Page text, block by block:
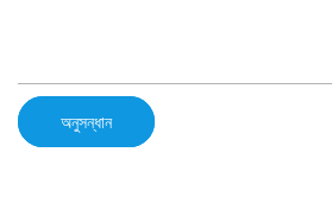
অনুসন্ধান